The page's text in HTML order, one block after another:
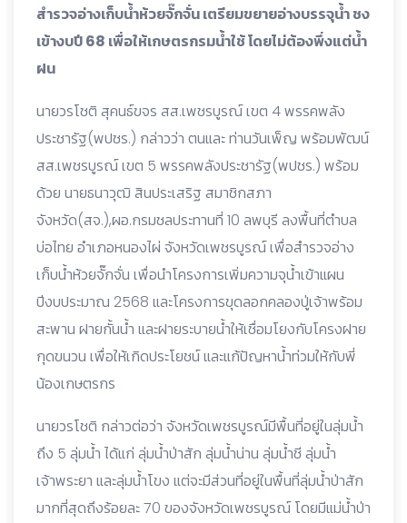
สำรวจอ่างเก็บน้ำห้วยจั๊กจั่น เตรียมขยายอ่างบรรจุน้ำ ชง
เข้างบปี 68 เพื่อให้เกษตรกรมน้ำใช้ โดยไม่ต้องพึ่งแต่น้ำ
ฝน
นายวรโชติ สุคนธ์ขจร สส.เพชรบูรณ์ เขต 4 พรรคพลัง
ประชารัฐ(พปชร.) กล่าวว่า ตนและ ท่านวันเพ็ญ พร้อมพัฒน์
สส.เพชรบูรณ์ เขต 5 พรรคพลังประชารัฐ(พปชร.) พร้อม
ด้วย นายธนาวุฒิ สินประเสริฐ สมาชิกสภา
จังหวัด(สจ.),ผอ.กรมชลประทานที่ 10 ลพบุรี ลงพื้นที่ตำบล
บ่อไทย อำเภอหนองไผ่ จังหวัดเพชรบูรณ์ เพื่อสำรวจอ่าง
เก็บน้ำห้วยจั๊กจั่น เพื่อนำโครงการเพิ่มความจุน้ำเข้าแผน
ปีงบประมาณ 2568 และโครงการขุดลอกคลองปู่เจ้าพร้อม
สะพาน​ ฝายกั้นน้ำ และฝายระบายน้ำให้เชื่อมโยงกับโครงฝาย
กุดขนวน เพื่อให้เกิดประโยชน์ ​และแก้ปัญหา​น้ำท่วมให้กับ​พี่
น้อง​เกษตรกร​
นายวรโชติ กล่าวต่อว่า จังหวัดเพชรบูรณ์มีพื้นที่อยู่ในลุ่มน้ำ
ถึง 5 ลุ่มน้ำ ได้แก่ ลุ่มน้ำป่าสัก ลุ่มน้ำน่าน ลุ่มน้ำชี ลุ่มน้ำ
เจ้าพระยา และลุ่มน้ำโขง แต่จะมีส่วนที่อยู่ในพื้นที่ลุ่มน้ำป่าสัก
มากที่สุดถึงร้อยละ 70 ของจังหวัดเพชรบูรณ์ โดยมีแม่น้ำป่า